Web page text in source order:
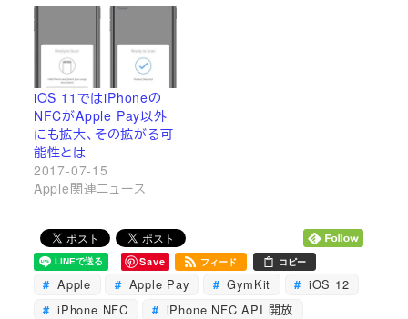
iOS 11ではiPhoneの
NFCがApple Pay以外
にも拡大、その拡がる可
能性とは
2017-07-15
Apple関連ニュース
Save フィード コピー
Apple Apple Pay GymKit
iOS 12
iPhone NFC
iPhone NFC API 開放